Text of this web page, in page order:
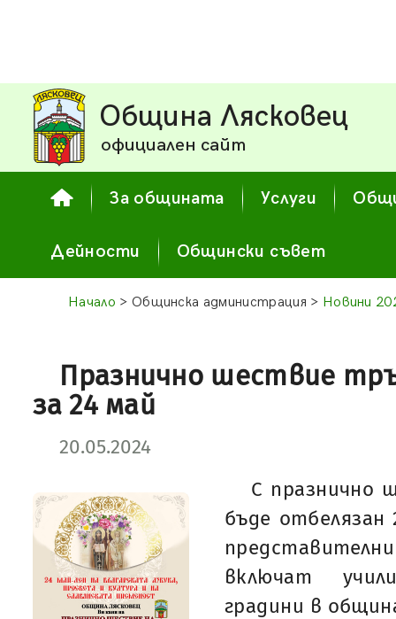
Община Лясковец
официален сайт
За общината Услуги
Дейности Общински съвет
Начало > Общинска администрация > Новини
Празнично шествие
за 24 май
20.05.2024
С празнично
бъде отбелязан
включат
градини в